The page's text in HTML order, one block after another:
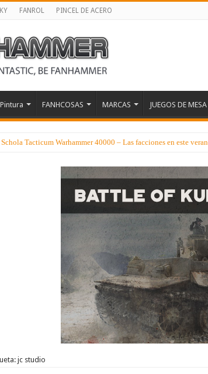
FANROL PINCEL DE ACERO
FANHCOSAS MARCAS JUEGOS DE MESA
Schola Tacticum Warhammer 40000 – Las facciones en este
jc studio